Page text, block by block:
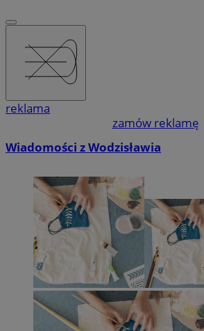
reklama
zamów reklamę
Wiadomości z Wodzisławia